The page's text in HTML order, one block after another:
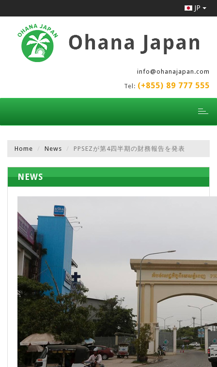
JP
info@ohanajapan.com
Tel: (+855) 89 777 555
Toggle
Home News PPSEZが第4四半期の財務報告を発表
NEWS